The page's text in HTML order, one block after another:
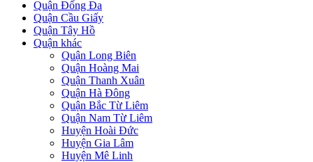
Quận Đống Đa
Quận Cầu Giấy
Quận Tây Hồ
Quận khác
Quận Long Biên
Quận Hoàng Mai
Quận Thanh Xuân
Quận Hà Đông
Quận Bắc Từ Liêm
Quận Nam Từ Liêm
Huyện Hoài Đức
Huyện Gia Lâm
Huyện Mê Linh